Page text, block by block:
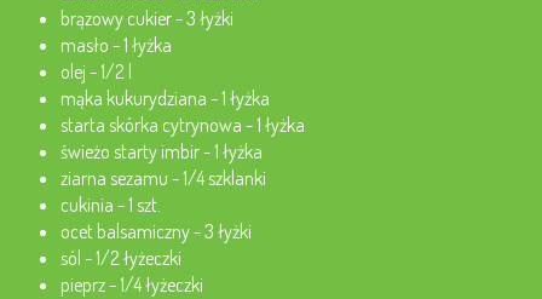
brązowy cukier - 3 łyżki
masło - 1 łyżka
olej - 1/2 l
mąka kukurydziana - 1 łyżka
starta skórka cytrynowa - 1 łyżka
świeżo starty imbir - 1 łyżka
ziarna sezamu - 1/4 szklanki
cukinia - 1 szt.
ocet balsamiczny - 3 łyżki
sól - 1/2 łyżeczki
pieprz - 1/4 łyżeczki